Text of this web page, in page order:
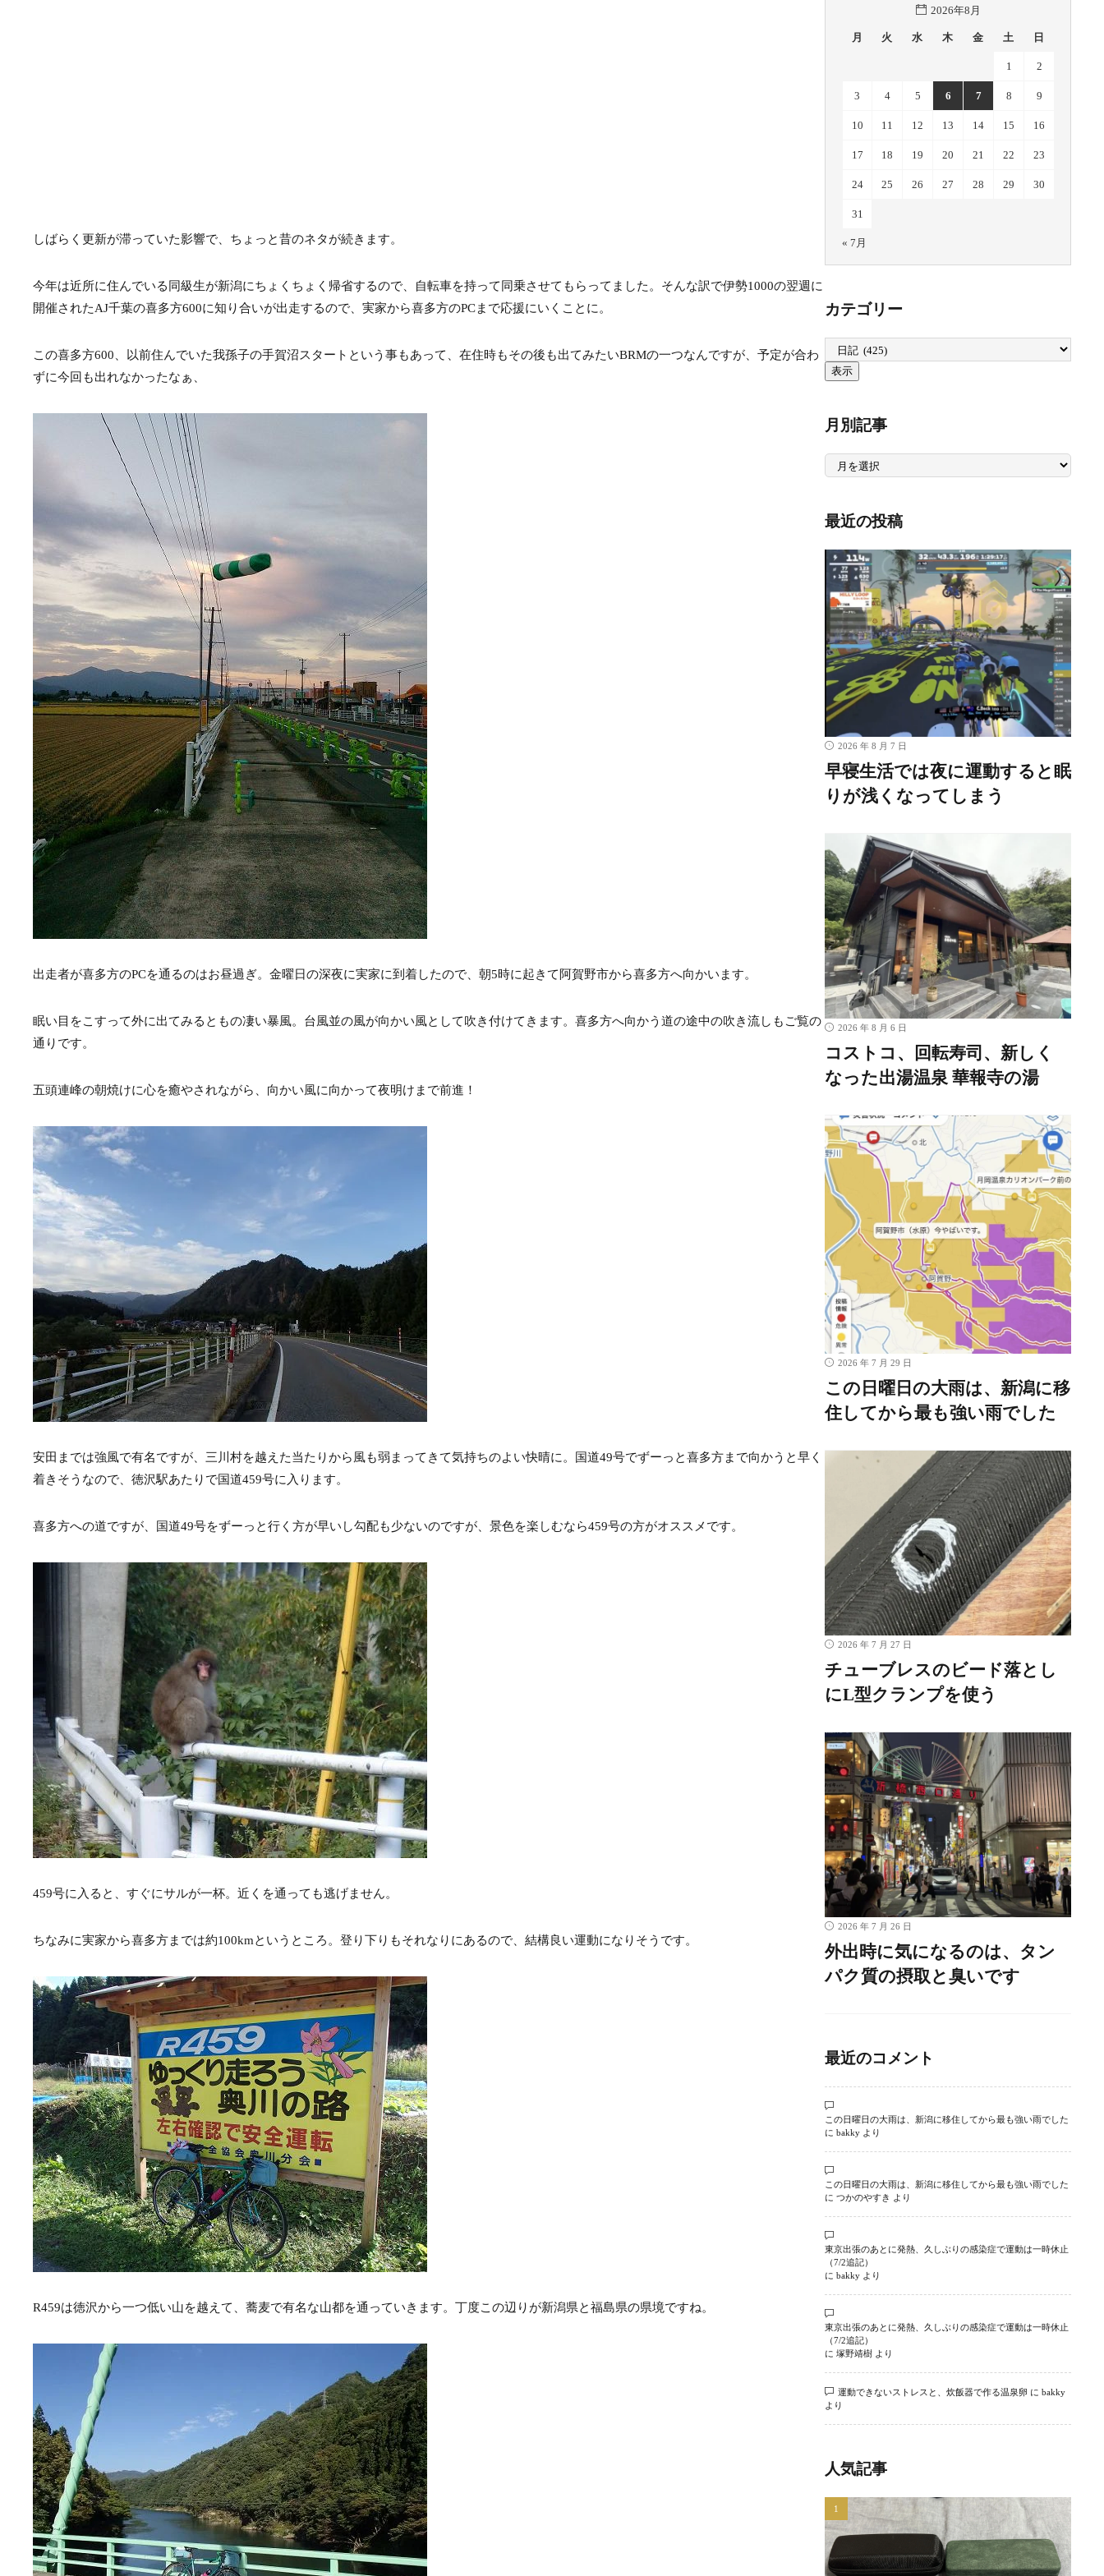
しばらく更新が滞っていた影響で、ちょっと昔のネタが続きます。
今年は近所に住んでいる同級生が新潟にちょくちょく帰省するので、自転車を持って同乗させてもらってました。そんな訳で伊勢1000の翌週に
開催されたAJ千葉の喜多方600に知り合いが出走するので、実家から喜多方のPCまで応援にいくことに。
この喜多方600、以前住んでいた我孫子の手賀沼スタートという事もあって、在住時もその後も出てみたいBRMの一つなんですが、予定が合わ
ずに今回も出れなかったなぁ、
出走者が喜多方のPCを通るのはお昼過ぎ。金曜日の深夜に実家に到着したので、朝5時に起きて阿賀野市から喜多方へ向かいます。
眠い目をこすって外に出てみるともの凄い暴風。台風並の風が向かい風として吹き付けてきます。喜多方へ向かう道の途中の吹き流しもご覧の
通りです。
五頭連峰の朝焼けに心を癒やされながら、向かい風に向かって夜明けまで前進！
安田までは強風で有名ですが、三川村を越えた当たりから風も弱まってきて気持ちのよい快晴に。国道49号でずーっと喜多方まで向かうと早く
着きそうなので、徳沢駅あたりで国道459号に入ります。
喜多方への道ですが、国道49号をずーっと行く方が早いし勾配も少ないのですが、景色を楽しむなら459号の方がオススメです。
459号に入ると、すぐにサルが一杯。近くを通っても逃げません。
ちなみに実家から喜多方までは約100kmというところ。登り下りもそれなりにあるので、結構良い運動になりそうです。
R459は徳沢から一つ低い山を越えて、蕎麦で有名な山都を通っていきます。丁度この辺りが新潟県と福島県の県境ですね。
2026年8月
月 火 水 木 金 土 日
1 2
3 4 5 6 7 8 9
10 11 12 13 14 15 16
17 18 19 20 21 22 23
24 25 26 27 28 29 30
31
« 7月
カテゴリー
月別記事
月
記
最近の投稿
2026 年 8 月 7 日
早寝生活では夜に運動すると眠
りが浅くなってしまう
2026 年 8 月 6 日
コストコ、回転寿司、新しく
なった出湯温泉 華報寺の湯
2026 年 7 月 29 日
この日曜日の大雨は、新潟に移
住してから最も強い雨でした
2026 年 7 月 27 日
チューブレスのビード落とし
にL型クランプを使う
2026 年 7 月 26 日
外出時に気になるのは、タン
パク質の摂取と臭いです
最近のコメント
この日曜日の大雨は、新潟に移住してから最も強い雨でした
に bakky より
この日曜日の大雨は、新潟に移住してから最も強い雨でした
に つかのやすき より
東京出張のあとに発熱、久しぶりの感染症で運動は一時休止
（7/2追記）
に bakky より
東京出張のあとに発熱、久しぶりの感染症で運動は一時休止
（7/2追記）
に 塚野靖樹 より
運動できないストレスと、炊飯器で作る温泉卵 に bakky
より
人気記事